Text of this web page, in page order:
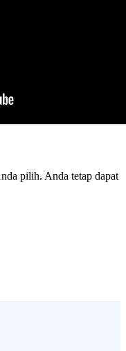
pilih. Anda tetap dapat